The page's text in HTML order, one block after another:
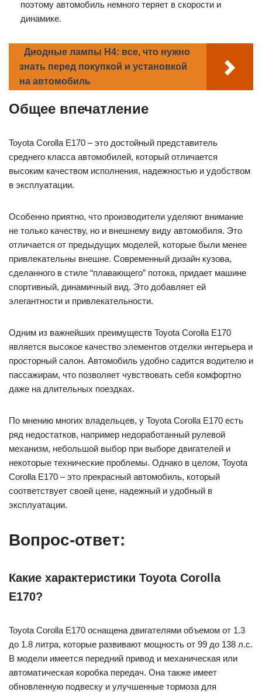
поэтому автомобиль немного теряет в скорости и
динамике.
Диодные лампы H4: все, что нужно
знать перед покупкой и установкой
на автомобиль
Общее впечатление
Toyota Corolla E170 – это достойный представитель
среднего класса автомобилей, который отличается
высоким качеством исполнения, надежностью и удобством
в эксплуатации.
Особенно приятно, что производители уделяют внимание
не только качеству, но и внешнему виду автомобиля. Это
отличается от предыдущих моделей, которые были менее
привлекательны внешне. Современный дизайн кузова,
сделанного в стиле “плавающего” потока, придает машине
спортивный, динамичный вид. Это добавляет ей
элегантности и привлекательности.
Одним из важнейших преимуществ Toyota Corolla E170
является высокое качество элементов отделки интерьера и
просторный салон. Автомобиль удобно садится водителю и
пассажирам, что позволяет чувствовать себя комфортно
даже на длительных поездках.
По мнению многих владельцев, у Toyota Corolla E170 есть
ряд недостатков, например недоработанный рулевой
механизм, небольшой выбор при выборе двигателей и
некоторые технические проблемы. Однако в целом, Toyota
Corolla E170 – это прекрасный автомобиль, который
соответствует своей цене, надежный и удобный в
эксплуатации.
Вопрос-ответ:
Какие характеристики Toyota Corolla
E170?
Toyota Corolla E170 оснащена двигателями объемом от 1.3
до 1.8 литра, которые развивают мощность от 99 до 138 л.с.
В модели имеется передний привод и механическая или
автоматическая коробка передач. Она также имеет
обновленную подвеску и улучшенные тормоза для